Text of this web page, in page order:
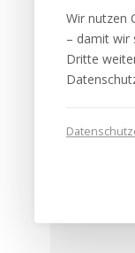
Weiterlesen
Wir nutzen
– damit wir
Dritte